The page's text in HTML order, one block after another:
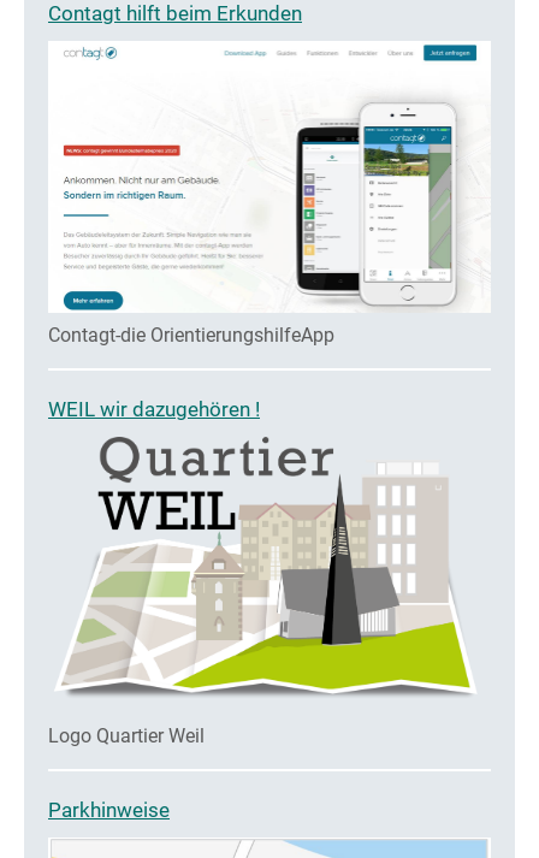
Contagt hilft beim Erkunden
Contagt-die OrientierungshilfeApp
WEIL wir dazugehören !
Logo Quartier Weil
Parkhinweise